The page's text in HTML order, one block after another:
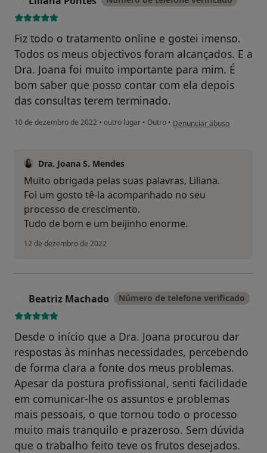
Fiz todo o tratamento online e gostei imenso.
Todos os meus objectivos foram alcançados. E a
Dra. Joana foi muito importante para mim. É
bom saber que posso contar com ela depois
das consultas terem terminado.
10 de dezembro de 2022 • outro lugar • Outro • na opinião do utilizador
Denunciar abuso
Dra. Joana S. Mendes
Muito obrigada pelas suas palavras, Liliana.
Foi um gosto tê-la acompanhado no seu
processo de crescimento.
Tudo de bom e um beijinho enorme.
12 de dezembro de 2022
Beatriz Machado Número de telefone verificado
Desde o início que a Dra. Joana procurou dar
respostas às minhas necessidades, percebendo
de forma clara a fonte dos meus problemas.
Apesar da postura profissional, senti facilidade
em comunicar-lhe os assuntos e problemas
mais pessoais, o que tornou todo o processo
muito mais tranquilo e prazeroso. Sem dúvida
que o trabalho feito teve os frutos desejados.